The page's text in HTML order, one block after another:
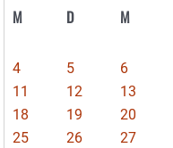
M D M
4
5 6
11
12 13
18
19 20
25
26 27